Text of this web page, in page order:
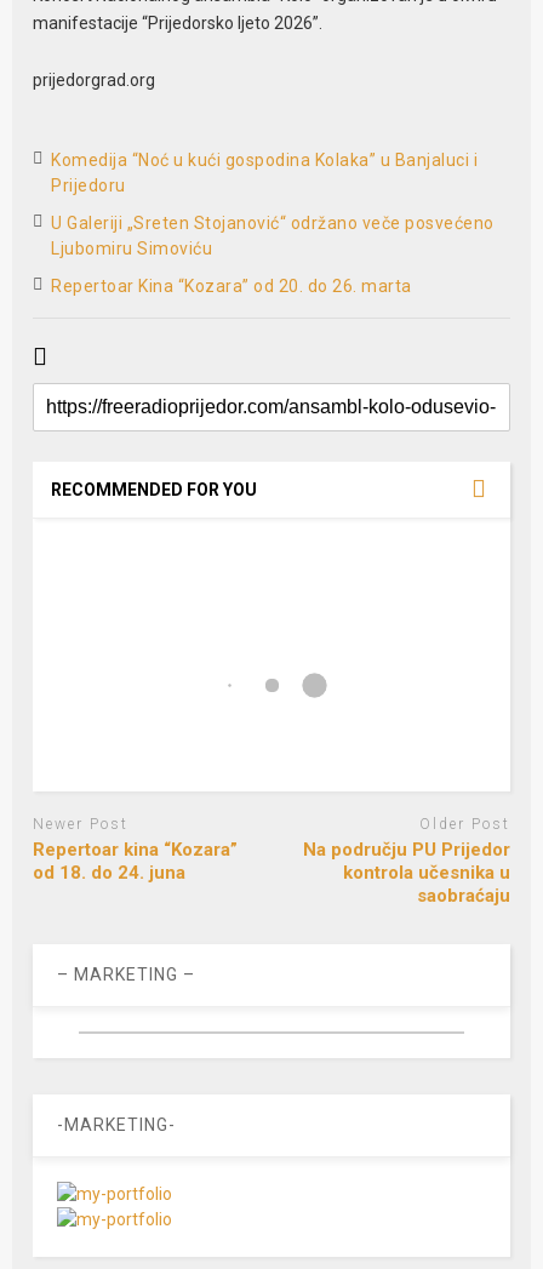
manifestacije “Prijedorsko ljeto 2026”.
prijedorgrad.org
Komedija “Noć u kući gospodina Kolaka” u Banjaluci i
Prijedoru
U Galeriji „Sreten Stojanović“ održano veče posvećeno
Ljubomiru Simoviću
Repertoar Kina “Kozara” od 20. do 26. marta
RECOMMENDED FOR YOU
Newer Post
Repertoar kina “Kozara”
od 18. do 24. juna
Older Post
Na području PU Prijedor
kontrola učesnika u
saobraćaju
– MARKETING –
-MARKETING-